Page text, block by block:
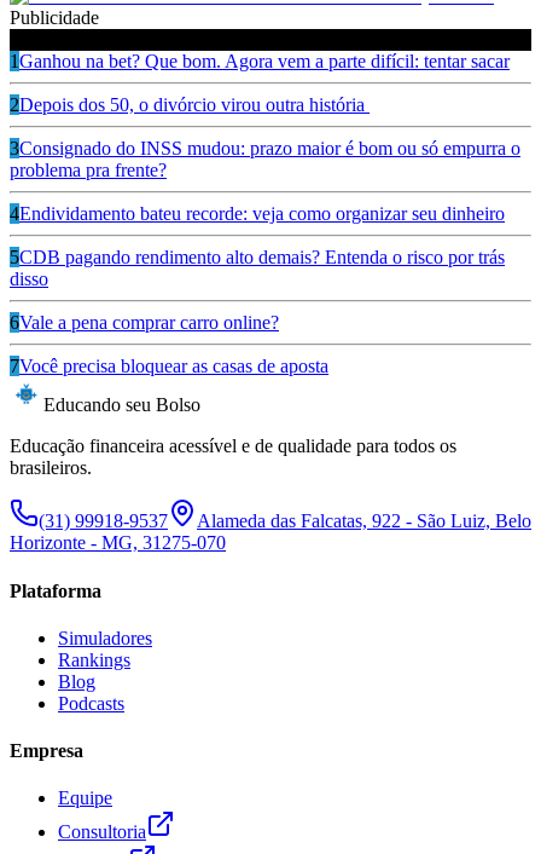
Publicidade
1Ganhou na bet? Que bom. Agora vem a parte difícil: tentar sacar
2Depois dos 50, o divórcio virou outra história
3Consignado do INSS mudou: prazo maior é bom ou só empurra o
problema pra frente?
4Endividamento bateu recorde: veja como organizar seu dinheiro
5CDB pagando rendimento alto demais? Entenda o risco por trás
disso
6Vale a pena comprar carro online?
7Você precisa bloquear as casas de aposta
Educando seu Bolso
Educação financeira acessível e de qualidade para todos os
brasileiros.
(31) 99918-9537
Alameda das Falcatas, 922 - São Luiz, Belo
Horizonte - MG, 31275-070
Plataforma
Simuladores
Rankings
Blog
Podcasts
Empresa
Equipe
Consultoria